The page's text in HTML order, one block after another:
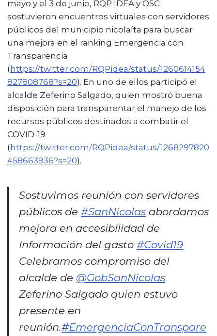
mayo y el 3 de junio, RQP IDEA y OSC
sostuvieron encuentros virtuales con servidores
públicos del municipio nicolaíta para buscar
una mejora en el ranking Emergencia con
Transparencia
(https://twitter.com/RQPidea/status/1260614154
827808768?s=20). En uno de ellos participó el
alcalde Zeferino Salgado, quien mostró buena
disposición para transparentar el manejo de los
recursos públicos destinados a combatir el
COVID-19
(https://twitter.com/RQPidea/status/1268297820
458663936?s=20).
Sostuvimos reunión con servidores
públicos de #SanNicolas abordamos
mejora en accesibilidad de
Información del gasto #Covid19
Celebramos compromiso del
alcalde de @GobSanNicolas
Zeferino Salgado quien estuvo
presente en
reunión.#EmergenciaConTranspare